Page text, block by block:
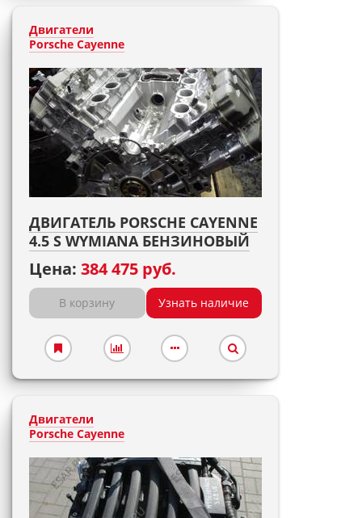
Двигатели
Porsche Cayenne
ДВИГАТЕЛЬ PORSCHE CAYENNE
4.5 S WYMIANA БЕНЗИНОВЫЙ
Цена: 384 475 руб.
В корзину Узнать наличие
Двигатели
Porsche Cayenne